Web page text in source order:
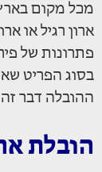
מכל מקום
ארון רגיל או
פתרונות של
בסוג הפריט
ההובלה דבר
הובלת